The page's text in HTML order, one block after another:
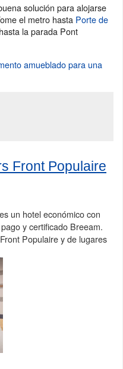
solución para alojarse
el metro hasta Porte de
la parada Pont
amueblado para una
Front Populaire
un hotel económico con
y certificado Breeam.
Populaire y de lugares